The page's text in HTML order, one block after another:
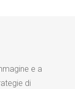
e a
di